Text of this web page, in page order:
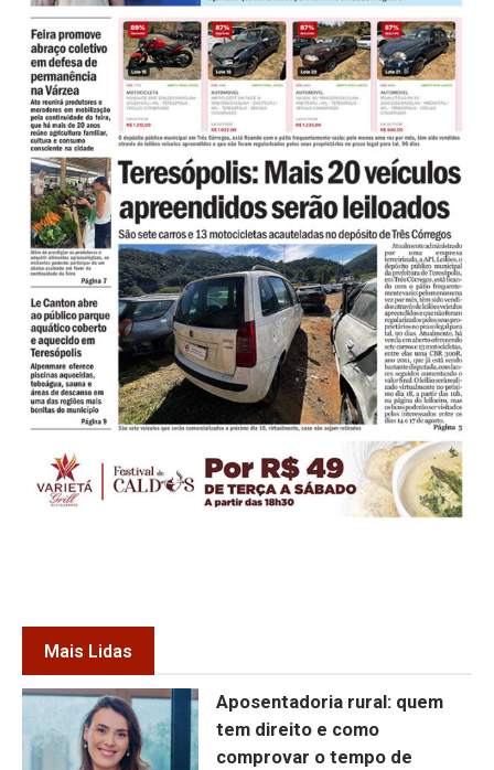
Mais Lidas
Aposentadoria rural: quem
tem direito e como
comprovar o tempo de